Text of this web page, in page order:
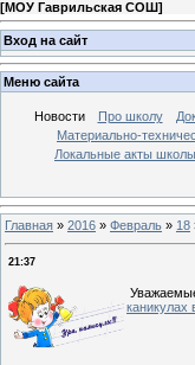
[МОУ Гаврильская СОШ]
Вход на сайт
Меню сайта
Новости Про школу
Материально-
Локальные акты школы
Главная » 2016 » Февраль » 18
21:37
каникулах